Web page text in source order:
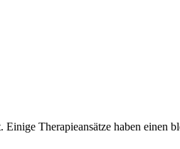
Therapieansätze haben einen